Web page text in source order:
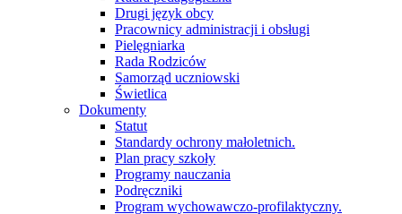
Drugi język obcy
Pracownicy administracji i obsługi
Pielęgniarka
Rada Rodziców
Samorząd uczniowski
Świetlica
Dokumenty
Statut
Standardy ochrony małoletnich.
Plan pracy szkoły
Programy nauczania
Podręczniki
Program wychowawczo-profilaktyczny.